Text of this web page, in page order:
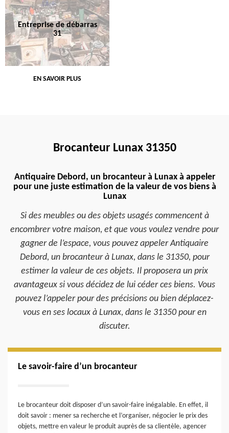
Entreprise de débarras
31
EN SAVOIR PLUS
Brocanteur Lunax 31350
Antiquaire Debord, un brocanteur à Lunax à appeler
pour une juste estimation de la valeur de vos biens à
Lunax
Si des meubles ou des objets usagés commencent à
encombrer votre maison, et que vous voulez vendre pour
gagner de l’espace, vous pouvez appeler Antiquaire
Debord, un brocanteur à Lunax, dans le 31350, pour
estimer la valeur de ces objets. Il proposera un prix
avantageux si vous décidez de lui céder ces biens. Vous
pouvez l’appeler pour des précisions ou bien déplacez-
vous en ses locaux à Lunax, dans le 31350 pour en
discuter.
Le savoir-faire d’un brocanteur
Le brocanteur doit disposer d’un savoir-faire inégalable. En effet, il
doit savoir : mener sa recherche et l’organiser, négocier le prix des
objets, mettre en valeur le produit auprès de sa clientèle, agencer